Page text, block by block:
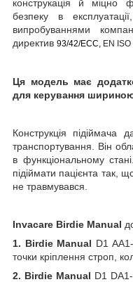
конструкація й міцно
безпеку в
випробуваннями
директив 93/42/ECC, EN ISO
Ця модель має
для керування шириною
Конструкція підіймача
транспортування. Він
в функціональному
підіймати пацієнта так,
не травмувався.
Invacare Birdie Manual
1. Birdie Manual D1
точки кріплення строп,
2. Birdie Manual D1